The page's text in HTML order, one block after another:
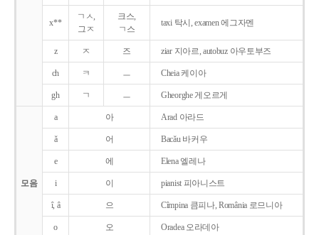
x**
ㄱㅅ,
그ㅈ
크스,
ㄱ스
taxi 탁시, examen 에그자멘
z ㅈ 즈 ziar 지아르, autobuz 아우토부즈
ch ㅋ ㅡ Cheia 케이아
gh ㄱ ㅡ Gheorghe 게오르게
모음
a 아 Arad 아라드
ǎ 어 Bacǎu 바커우
e 에 Elena 엘레나
i 이 pianist 피아니스트
î, â 으 Cîmpina 큼피나, România 로므니아
o 오 Oradea 오라데아